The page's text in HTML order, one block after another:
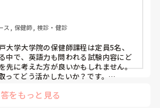
は今後のキャリアに加算してもらえな
いう強い希望がある場合を除いては、
い分野かなと個人的には感じていま
カンゴトーク内でも求人の少なさや、
難しさについて投稿されている方もい
く場合も、将来的な転職の際に選択肢
院進学を目指していいのか不安があ
ス, 保健師, 検診・健診
大学大学院の保健師課程は定員5名、
中で、英語力も問われる試験内容にど
先に考えた方が良いかもしれません。
ってどう活かしたいか？です。
あれば、保健師でなくてもいいよね？
をもっと見る